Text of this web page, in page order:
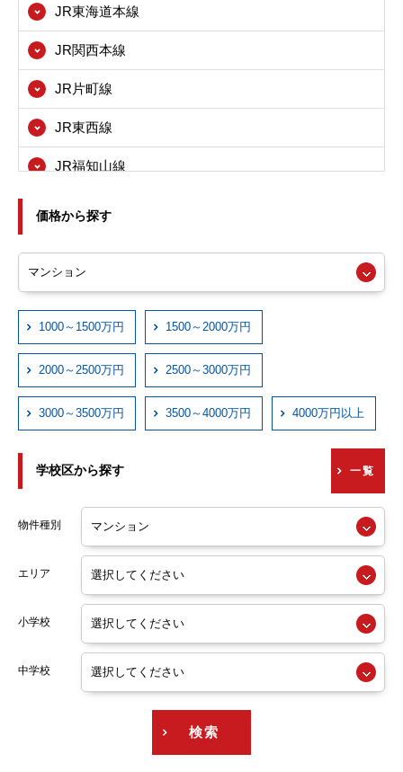
茨木市
八尾市
寝屋川市
箕面市
東大阪市
尼崎市
西宮市
伊丹市
宝塚市
川西市
JR東海道本線
JR関西本線
JR片町線
JR東西線
JR福知山線
近鉄奈良線
近鉄信貴線
近鉄けいはんな線
近鉄西信貴ケーブル
京阪交野線
阪急神戸線
阪急宝塚線
阪急京都線
阪急今津線
阪急甲陽線
価格から探す
1000～1500万円 1500～2000万円
2000～2500万円 2500～3000万円
3000～3500万円 3500～4000万円 4000万円以上
学校区から探す 一覧
物件種別
エリア
小学校
中学校
検索